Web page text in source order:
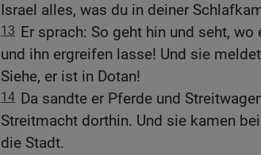
Israel alles, was du in deiner
13 Er sprach: So geht hin und seht,
und ihn ergreifen lasse! Und sie
Siehe, er ist in Dotan!
14 Da sandte er Pferde und
Streitmacht dorthin. Und sie kamen
die Stadt.